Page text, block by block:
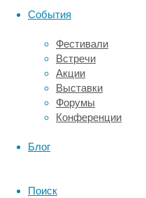
События
Фестивали
Встречи
Акции
Выставки
Форумы
Конференции
Блог
Поиск
других
и
у
которых
случилось
сдавление
сонной